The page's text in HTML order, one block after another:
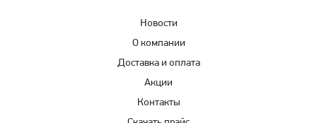
Новости
О компании
Доставка и оплата
Акции
Контакты